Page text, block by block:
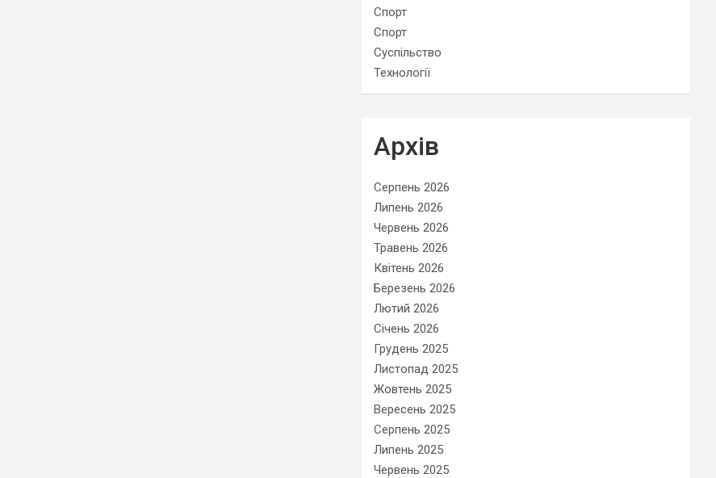
Спорт
Спорт
Суспільство
Технології
Архів
Серпень 2026
Липень 2026
Червень 2026
Травень 2026
Квітень 2026
Березень 2026
Лютий 2026
Січень 2026
Грудень 2025
Листопад 2025
Жовтень 2025
Вересень 2025
Серпень 2025
Липень 2025
Червень 2025